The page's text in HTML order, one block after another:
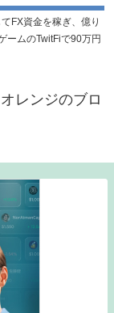
FX資金を稼ぎ、億り
ームのTwitFiで90万円
レンジのブロ